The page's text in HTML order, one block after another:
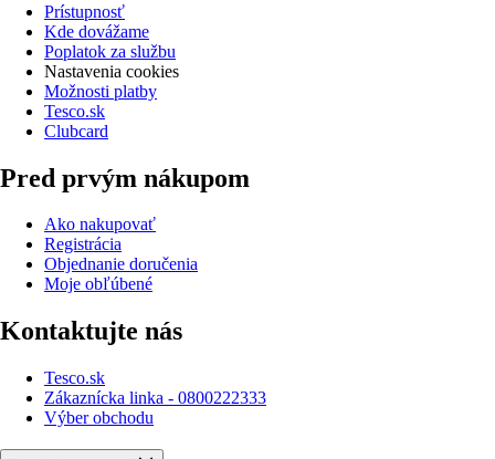
Prístupnosť
Kde dovážame
Poplatok za službu
Nastavenia cookies
Možnosti platby
Tesco.sk
Clubcard
Pred prvým nákupom
Ako nakupovať
Registrácia
Objednanie doručenia
Moje obľúbené
Kontaktujte nás
Tesco.sk
Zákaznícka linka - 0800222333
Výber obchodu